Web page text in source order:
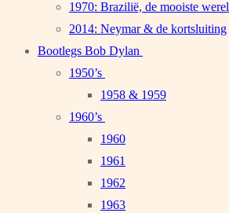
1970: Brazilië, de mooiste
2014: Neymar & de kortsluiting
Bootlegs Bob Dylan
1950’s
1958 & 1959
1960’s
1960
1961
1962
1963